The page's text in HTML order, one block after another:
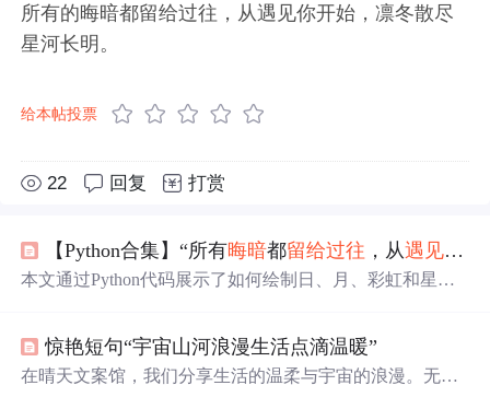
所有的晦暗都留给过往，从遇见你开始，凛冬散尽
星河长明。
给本帖投票
22 回复 打赏
【Python合集】“所有晦暗都留给过往 ，从遇见你开
本文通过Python代码展示了如何绘制日、月、彩虹和星光
的诗意句子，增添艺术气息。
惊艳短句“宇宙山河浪漫生活点滴温暖”
在晴天文案馆，我们分享生活的温柔与宇宙的浪漫。无论